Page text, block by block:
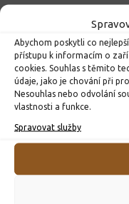
Abychom poskytli co
přístupu k informacím o
cookies. Souhlas s těmito
údaje, jako je chování při
Nesouhlas nebo odvolání
vlastnosti a funkce.
Spravovat služby
MOHLO BY VÁS